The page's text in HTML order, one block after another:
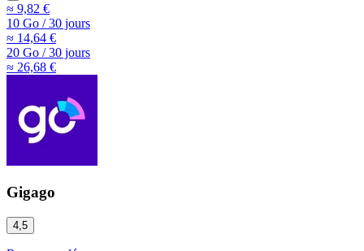
≈ 9,82 €
10 Go /30 jours
≈ 14,64 €
20 Go /30 jours
≈ 26,68 €
Gigago
4,5